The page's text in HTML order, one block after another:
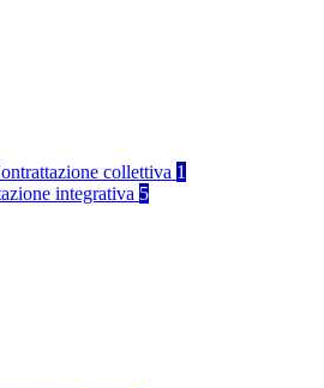
collettiva 1
integrativa 5